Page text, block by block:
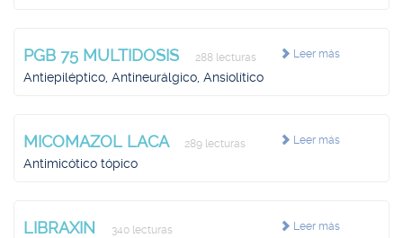
Leer más
PGB 75 MULTIDOSIS 288 lecturas
Antiepiléptico, Antineurálgico, Ansiolítico
Leer más
MICOMAZOL LACA 289 lecturas
Antimicótico tópico
Leer más
LIBRAXIN 340 lecturas